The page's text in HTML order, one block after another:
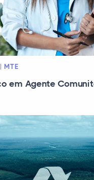
MTE
em Agente